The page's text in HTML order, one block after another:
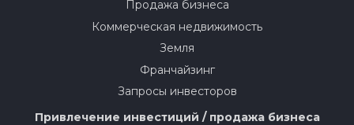
Продажа бизнеса
Коммерческая недвижимость
Земля
Франчайзинг
Запросы инвесторов
Привлечение инвестиций / продажа бизнеса